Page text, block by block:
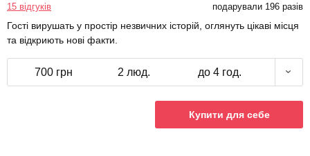
15 відгуків подарували 196 разів
Гості вирушать у простір незвичних історій, оглянуть цікаві місця
та відкриють нові факти.
700 грн 2 люд. до 4 год.
Купити для себе